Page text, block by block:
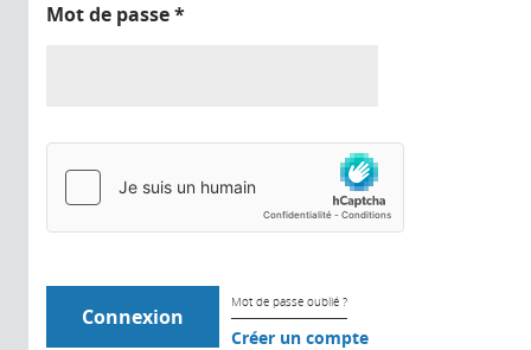
Mot de passe*
Mot de passe oublié ?
Créer un compte